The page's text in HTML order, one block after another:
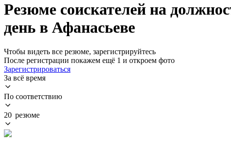
Резюме соискателей на
день в Афанасьеве
Чтобы видеть все резюме, зарегистрируйтесь
После регистрации покажем ещё 1 и откроем фото
Зарегистрироваться
За всё время
По соответствию
20 резюме